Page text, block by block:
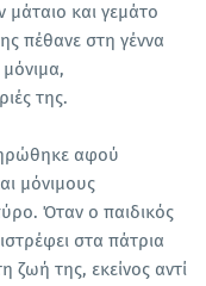
και γεμάτο
πέθανε στη γέννα
της.
αφού
μόνιμους
Όταν ο παιδικός
στα πάτρια
ζωή της, εκείνος αντί